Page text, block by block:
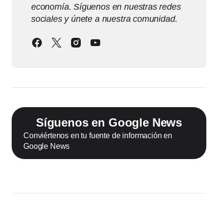
economía. Síguenos en nuestras redes
sociales y únete a nuestra comunidad.
Síguenos en Google News
Conviértenos en tu fuente de información en
Google News